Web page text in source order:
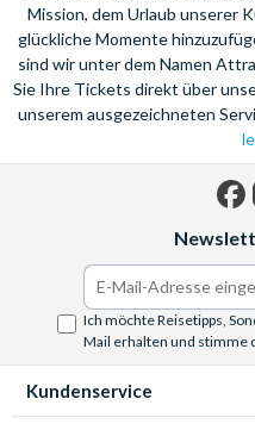
Mission, dem Urlaub unserer
glückliche Momente
sind wir unter dem Namen
Sie Ihre Tickets direkt über
unserem ausgezeichneten
Ich möchte Reisetipps,
Mail erhalten und stimme
Kundenservice